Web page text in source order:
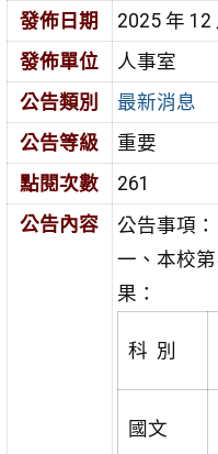
發佈日期
2025 年 12
發佈單位
人事室
公告類別
最新消息
公告等級
重要
點閱次數
261
公告內容
公告事項：
一、本校
果：
科 別
國文